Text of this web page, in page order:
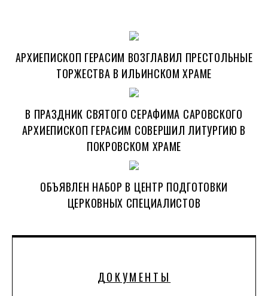
ДОКУМЕНТЫ
АРХИЕПИСКОП ГЕРАСИМ ВОЗГЛАВИЛ ПРЕСТОЛЬНЫЕ
ТОРЖЕСТВА В ИЛЬИНСКОМ ХРАМЕ
В ПРАЗДНИК СВЯТОГО СЕРАФИМА САРОВСКОГО
АРХИЕПИСКОП ГЕРАСИМ СОВЕРШИЛ ЛИТУРГИЮ В
ПОКРОВСКОМ ХРАМЕ
ОБЪЯВЛЕН НАБОР В ЦЕНТР ПОДГОТОВКИ
ЦЕРКОВНЫХ СПЕЦИАЛИСТОВ